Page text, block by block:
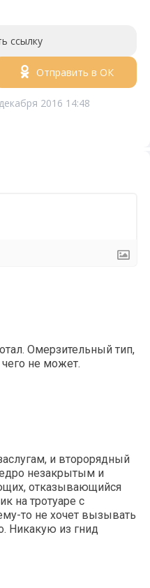
ссылку
Отправить в ОК
2016 14:48
Омерзительный тип,
не может.
и второрядный
незакрытым и
отказывающийся
на тротуаре с
то не хочет вызывать
Никакую из гнид